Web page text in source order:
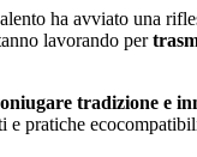
ha avviato una
lavorando per
tradizione e
e pratiche